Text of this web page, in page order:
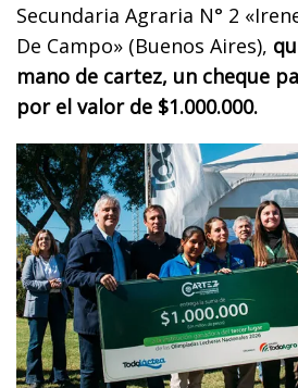
Secundaria Agraria N° 2
De Campo» (Buenos Aires),
mano de cartez, un cheque
por el valor de $1.000.000.